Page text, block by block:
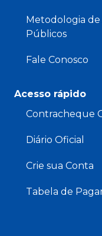
Metodologia de
Públicos
Fale Conosco
Acesso rápido
Contracheque
Diário Oficial
Crie sua Conta
Tabela de